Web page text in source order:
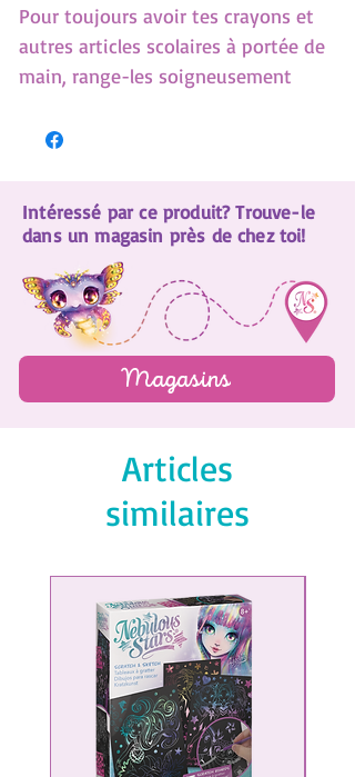
Pour toujours avoir tes crayons et
autres articles scolaires à portée de
main, range-les soigneusement
à deux compartiments. (SKU:12561)
Intéressé par ce produit? Trouve-le
dans un magasin près de chez toi!
Magasins
Articles
similaires